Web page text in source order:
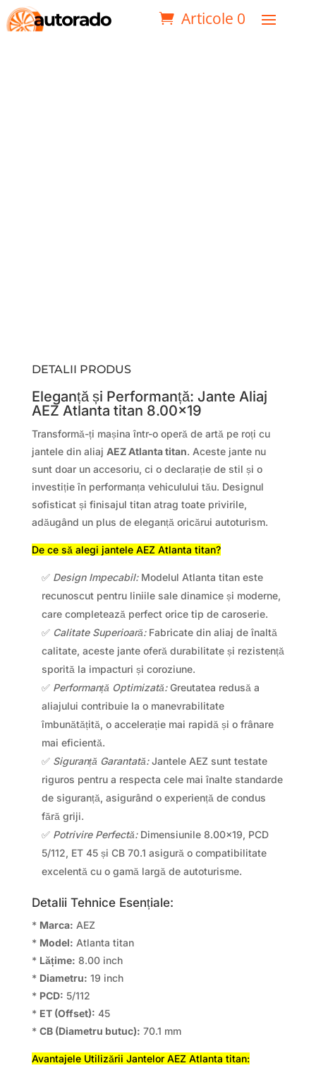
Articole 0
DETALII PRODUS
Eleganță și Performanță: Jante Aliaj
AEZ Atlanta titan 8.00×19
Transformă-ți mașina într-o operă de artă pe roți cu
jantele din aliaj AEZ Atlanta titan. Aceste jante nu
sunt doar un accesoriu, ci o declarație de stil și o
investiție în performanța vehiculului tău. Designul
sofisticat și finisajul titan atrag toate privirile,
adăugând un plus de eleganță oricărui autoturism.
De ce să alegi jantele AEZ Atlanta titan?
✅ Design Impecabil:Modelul Atlanta titan este
recunoscut pentru liniile sale dinamice și moderne,
care completează perfect orice tip de caroserie.
✅ Calitate Superioară:Fabricate din aliaj de înaltă
calitate, aceste jante oferă durabilitate și rezistență
sporită la impacturi și coroziune.
✅ Performanță Optimizată:Greutatea redusă a
aliajului contribuie la o manevrabilitate
îmbunătățită, o accelerație mai rapidă și o frânare
mai eficientă.
✅ Siguranță Garantată:Jantele AEZ sunt testate
riguros pentru a respecta cele mai înalte standarde
de siguranță, asigurând o experiență de condus
fără griji.
✅ Potrivire Perfectă:Dimensiunile 8.00×19, PCD
5/112, ET 45 și CB 70.1 asigură o compatibilitate
excelentă cu o gamă largă de autoturisme.
Detalii Tehnice Esențiale:
* Marca: AEZ
* Model: Atlanta titan
* Lățime: 8.00 inch
* Diametru: 19 inch
* PCD: 5/112
* ET (Offset): 45
* CB (Diametru butuc): 70.1 mm
Avantajele Utilizării Jantelor AEZ Atlanta titan: